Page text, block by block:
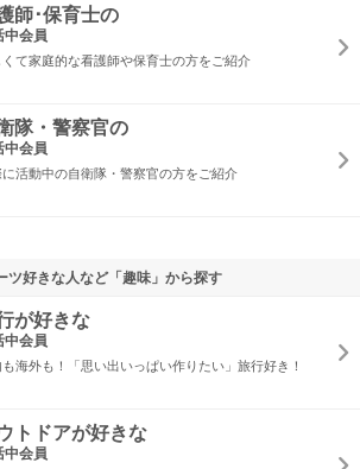
師･保育士の
中会員
くて家庭的な看護師や保育士の方をご紹介
隊・警察官の
中会員
に活動中の自衛隊・警察官の方をご紹介
ツ好きな人など「趣味」から探す
が好きな
中会員
も海外も！「思い出いっぱい作りたい」旅行好き！
トドアが好きな
中会員